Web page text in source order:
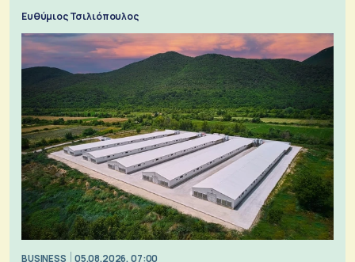
Ευθύμιος Τσιλιόπουλος
BUSINESS 05.08.2026, 07:00